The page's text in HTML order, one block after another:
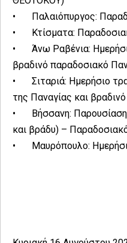
•
Παλαιόπυργος:
•
Κτίσματα:
•
Άνω Ραβένια:
βραδινό παραδοσιακό
•
Σιταριά: Ημερήσιο
της Παναγίας και
•
Βήσσανη:
και βράδυ) –
•
Μαυρόπουλο: